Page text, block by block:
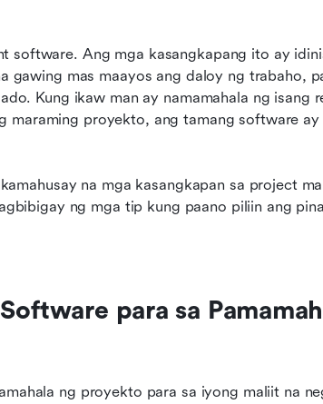
software. Ang mga kasangkapang ito ay
gawing mas maayos ang daloy ng trabaho,
Kung ikaw man ay namamahala ng isang
maraming proyekto, ang tamang software ay
na mga kasangkapan sa project
ng mga tip kung paano piliin ang
para sa
ng proyekto para sa iyong maliit na